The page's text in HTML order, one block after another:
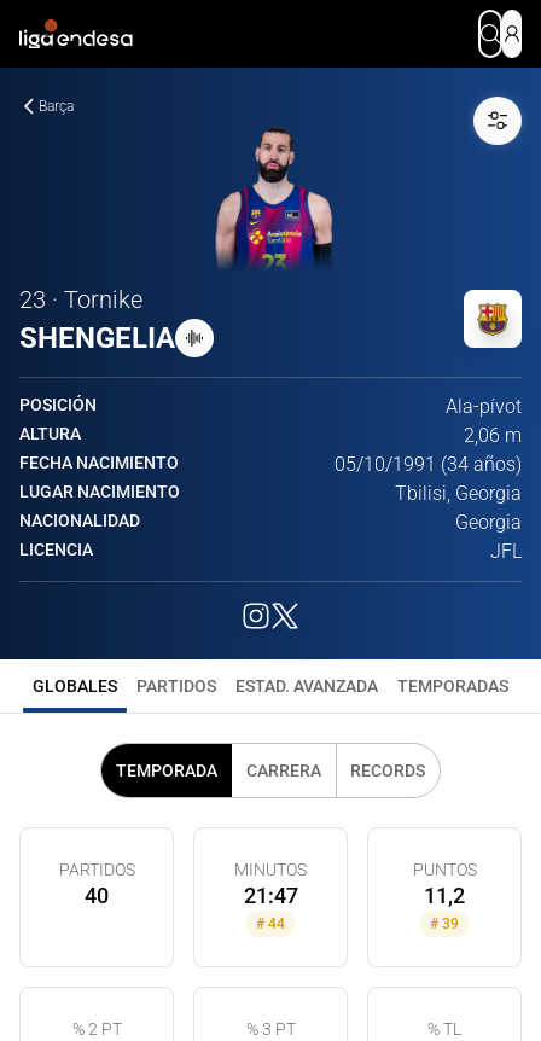
Barça
23 · Tornike
SHENGELIA
POSICIÓN Ala-pívot
ALTURA 2,06 m
FECHA NACIMIENTO 05/10/1991 (34 años)
LUGAR NACIMIENTO Tbilisi, Georgia
NACIONALIDAD Georgia
LICENCIA JFL
GLOBALES PARTIDOS ESTAD. AVANZADA TEMPORADAS
TEMPORADA CARRERA RECORDS
PARTIDOS
40
MINUTOS
21:47
# 44
PUNTOS
11,2
# 39
% 2 PT % 3 PT % TL